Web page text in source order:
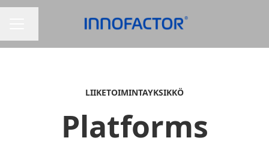
LIIKETOIMINTAYKSIKKÖ
Platforms